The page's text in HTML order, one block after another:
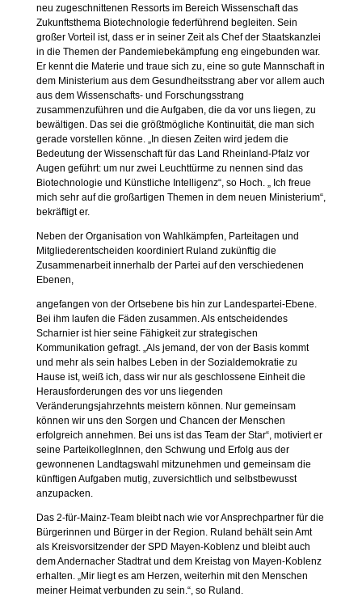
neu zugeschnittenen Ressorts im Bereich Wissenschaft das
Zukunftsthema Biotechnologie federführend begleiten. Sein
großer Vorteil ist, dass er in seiner Zeit als Chef der Staatskanzlei
in die Themen der Pandemiebekämpfung eng eingebunden war.
Er kennt die Materie und traue sich zu, eine so gute Mannschaft in
dem Ministerium aus dem Gesundheitsstrang aber vor allem auch
aus dem Wissenschafts- und Forschungsstrang
zusammenzuführen und die Aufgaben, die da vor uns liegen, zu
bewältigen. Das sei die größtmögliche Kontinuität, die man sich
gerade vorstellen könne. „In diesen Zeiten wird jedem die
Bedeutung der Wissenschaft für das Land Rheinland-Pfalz vor
Augen geführt: um nur zwei Leuchttürme zu nennen sind das
Biotechnologie und Künstliche Intelligenz“, so Hoch. „ Ich freue
mich sehr auf die großartigen Themen in dem neuen Ministerium“,
bekräftigt er.
Neben der Organisation von Wahlkämpfen, Parteitagen und
Mitgliederentscheiden koordiniert Ruland zukünftig die
Zusammenarbeit innerhalb der Partei auf den verschiedenen
Ebenen,
angefangen von der Ortsebene bis hin zur Landespartei-Ebene.
Bei ihm laufen die Fäden zusammen. Als entscheidendes
Scharnier ist hier seine Fähigkeit zur strategischen
Kommunikation gefragt. „Als jemand, der von der Basis kommt
und mehr als sein halbes Leben in der Sozialdemokratie zu
Hause ist, weiß ich, dass wir nur als geschlossene Einheit die
Herausforderungen des vor uns liegenden
Veränderungsjahrzehnts meistern können. Nur gemeinsam
können wir uns den Sorgen und Chancen der Menschen
erfolgreich annehmen. Bei uns ist das Team der Star“, motiviert er
seine ParteikollegInnen, den Schwung und Erfolg aus der
gewonnenen Landtagswahl mitzunehmen und gemeinsam die
künftigen Aufgaben mutig, zuversichtlich und selbstbewusst
anzupacken.
Das 2-für-Mainz-Team bleibt nach wie vor Ansprechpartner für die
Bürgerinnen und Bürger in der Region. Ruland behält sein Amt
als Kreisvorsitzender der SPD Mayen-Koblenz und bleibt auch
dem Andernacher Stadtrat und dem Kreistag von Mayen-Koblenz
erhalten. „Mir liegt es am Herzen, weiterhin mit den Menschen
meiner Heimat verbunden zu sein.“, so Ruland.